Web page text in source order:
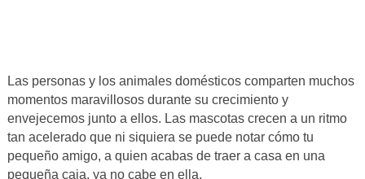
Las personas y los animales domésticos comparten muchos
momentos maravillosos durante su crecimiento y
envejecemos junto a ellos. Las mascotas crecen a un ritmo
tan acelerado que ni siquiera se puede notar cómo tu
pequeño amigo, a quien acabas de traer a casa en una
pequeña caja, ya no cabe en ella.